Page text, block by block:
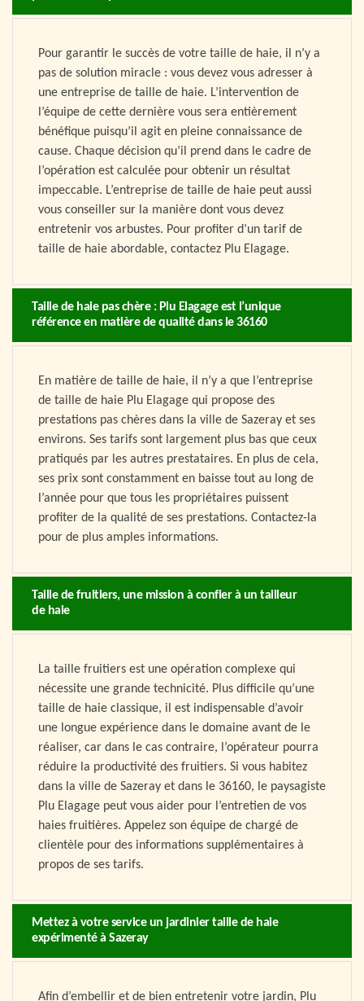
Pour garantir le succès de votre taille de haie, il n’y a
pas de solution miracle : vous devez vous adresser à
une entreprise de taille de haie. L’intervention de
l’équipe de cette dernière vous sera entièrement
bénéfique puisqu’il agit en pleine connaissance de
cause. Chaque décision qu’il prend dans le cadre de
l’opération est calculée pour obtenir un résultat
impeccable. L’entreprise de taille de haie peut aussi
vous conseiller sur la manière dont vous devez
entretenir vos arbustes. Pour profiter d’un tarif de
taille de haie abordable, contactez Plu Elagage.
Taille de haie pas chère : Plu Elagage est l’unique
référence en matière de qualité dans le 36160
En matière de taille de haie, il n’y a que l’entreprise
de taille de haie Plu Elagage qui propose des
prestations pas chères dans la ville de Sazeray et ses
environs. Ses tarifs sont largement plus bas que ceux
pratiqués par les autres prestataires. En plus de cela,
ses prix sont constamment en baisse tout au long de
l’année pour que tous les propriétaires puissent
profiter de la qualité de ses prestations. Contactez-la
pour de plus amples informations.
Taille de fruitiers, une mission à confier à un tailleur
de haie
La taille fruitiers est une opération complexe qui
nécessite une grande technicité. Plus difficile qu’une
taille de haie classique, il est indispensable d’avoir
une longue expérience dans le domaine avant de le
réaliser, car dans le cas contraire, l’opérateur pourra
réduire la productivité des fruitiers. Si vous habitez
dans la ville de Sazeray et dans le 36160, le paysagiste
Plu Elagage peut vous aider pour l’entretien de vos
haies fruitières. Appelez son équipe de chargé de
clientèle pour des informations supplémentaires à
propos de ses tarifs.
Mettez à votre service un jardinier taille de haie
expérimenté à Sazeray
Afin d’embellir et de bien entretenir votre jardin, Plu